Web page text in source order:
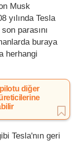
Musk
yılında Tesla
parasını
buraya
herhangi
diğer
Tesla'nın geri